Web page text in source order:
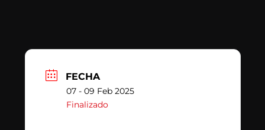
FECHA
07 - 09 Feb 2025
Finalizado